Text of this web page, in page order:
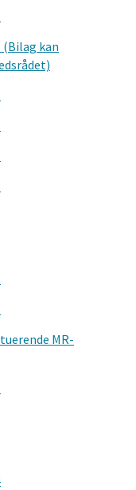
(Bilag kan
MR-